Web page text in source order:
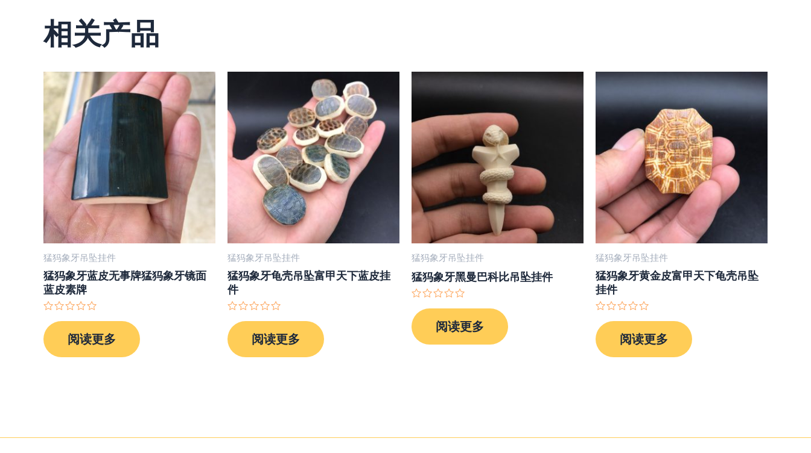
相关产品
猛犸象牙吊坠挂件
猛犸象牙蓝皮无事牌猛犸象牙镜面
蓝皮素牌
分
0
&sol;
阅读更多
猛犸象牙吊坠挂件
猛犸象牙龟壳吊坠富甲天下蓝皮挂
件
分
0
&sol;
阅读更多
猛犸象牙吊坠挂件
猛犸象牙黑曼巴科比吊坠挂件
分
0
&sol;
阅读更多
猛犸象牙吊坠挂件
猛犸象牙黄金皮富甲天下龟壳吊坠
挂件
分
0
&sol;
阅读更多